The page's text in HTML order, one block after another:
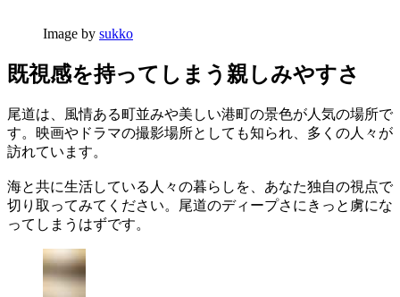
Image by sukko
既視感を持ってしまう親しみやすさ
尾道は、風情ある町並みや美しい港町の景色が人気の場所で
す。映画やドラマの撮影場所としても知られ、多くの人々が
訪れています。
海と共に生活している人々の暮らしを、あなた独自の視点で
切り取ってみてください。尾道のディープさにきっと虜にな
ってしまうはずです。